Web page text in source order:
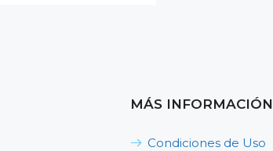
MÁS INFORMACIÓN
Condiciones de Uso